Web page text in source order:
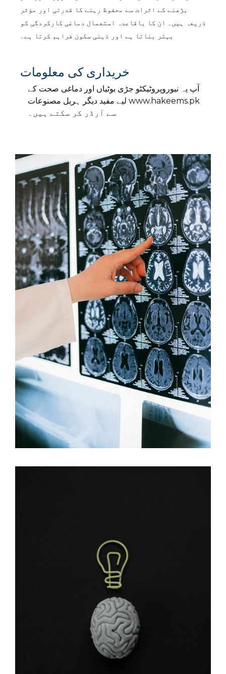
بڑھنے کے اثرات سے محفوظ رہنے کا قدرتی اور مؤثر
ذریعہ ہیں۔ ان کا باقاعدہ استعمال دماغی کارکردگی کو
بہتر بناتا ہے اور ذہنی سکون فراہم کرتا ہے۔
خریداری کی معلومات
آپ یہ نیوروپروٹیکٹو جڑی بوٹیاں اور دماغی صحت کے
www.hakeems.pk
سے آرڈر کر سکتے ہیں۔